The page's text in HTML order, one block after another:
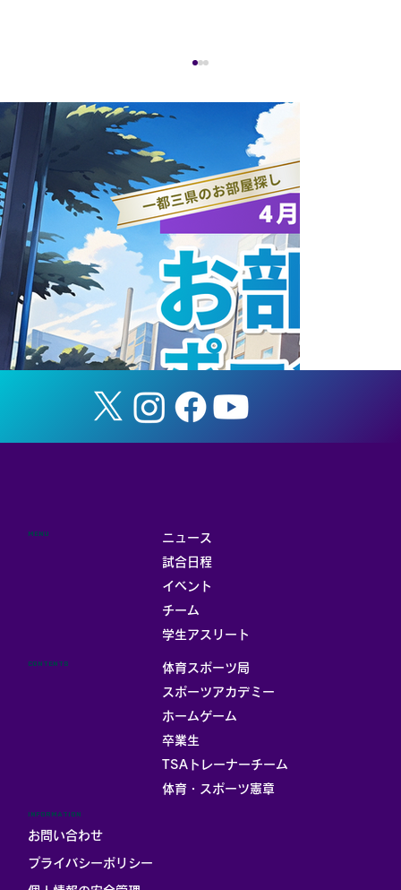
ラストブログ①
ニュース
試合日程
イベント
チーム
学生アスリート
MENU
体育スポーツ局
スポーツアカデミー
ホームゲーム
卒業生
TSAトレーナーチーム
体育・スポーツ憲章
CONTENTS
INFORMATION
お問い合わせ
プライバシーポリシー